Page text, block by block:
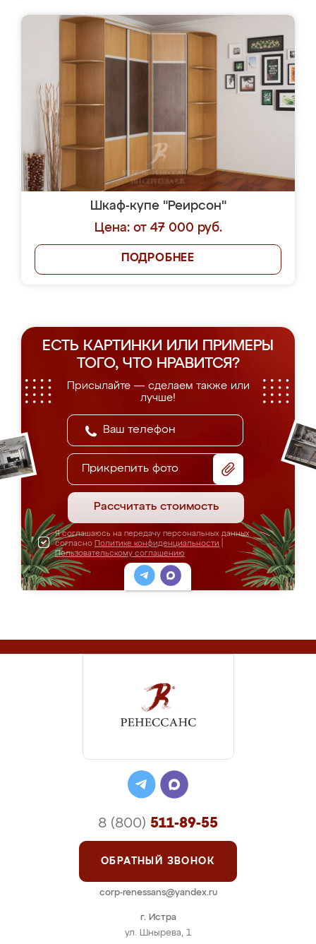
Шкаф-купе "Реирсон"
Цена: от 47 000 руб.
ПОДРОБНЕЕ
ЕСТЬ КАРТИНКИ ИЛИ ПРИМЕРЫ
ТОГО, ЧТО НРАВИТСЯ?
Присылайте — сделаем также или
лучше!
Прикрепить фото
Рассчитать стоимость
Я соглашаюсь на передачу персональных данных
согласно Политике конфиденциальности
Пользовательскому соглашению
г. Истра
ул. Шнырева, 1
8 (800) 511-89-55
ОБРАТНЫЙ ЗВОНОК
corp-renessans@yandex.ru